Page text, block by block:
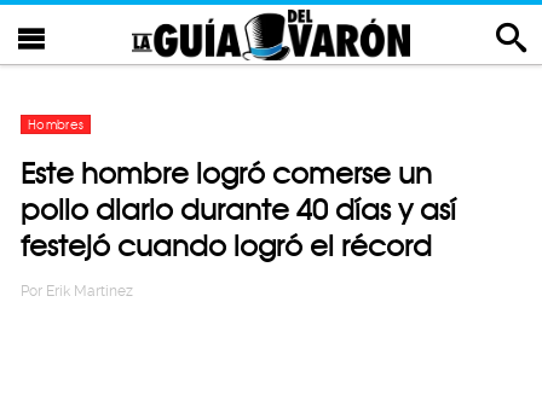
Hombres
Este hombre logró comerse un
pollo diario durante 40 días y así
festejó cuando logró el récord
Por Erik Martinez